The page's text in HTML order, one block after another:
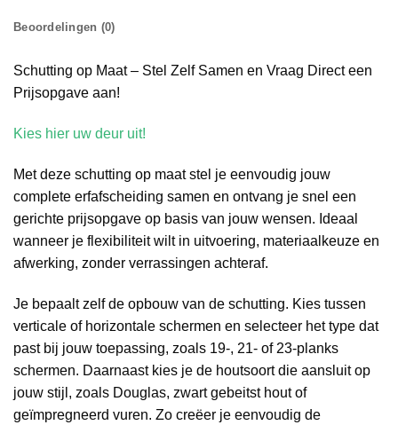
Beoordelingen (0)
Schutting op Maat – Stel Zelf Samen en Vraag Direct een
Prijsopgave aan!
Kies hier uw deur uit!
Met deze schutting op maat stel je eenvoudig jouw
complete erfafscheiding samen en ontvang je snel een
gerichte prijsopgave op basis van jouw wensen. Ideaal
wanneer je flexibiliteit wilt in uitvoering, materiaalkeuze en
afwerking, zonder verrassingen achteraf.
Je bepaalt zelf de opbouw van de schutting. Kies tussen
verticale of horizontale schermen en selecteer het type dat
past bij jouw toepassing, zoals 19-, 21- of 23-planks
schermen. Daarnaast kies je de houtsoort die aansluit op
jouw stijl, zoals Douglas, zwart gebeitst hout of
geïmpregneerd vuren. Zo creëer je eenvoudig de